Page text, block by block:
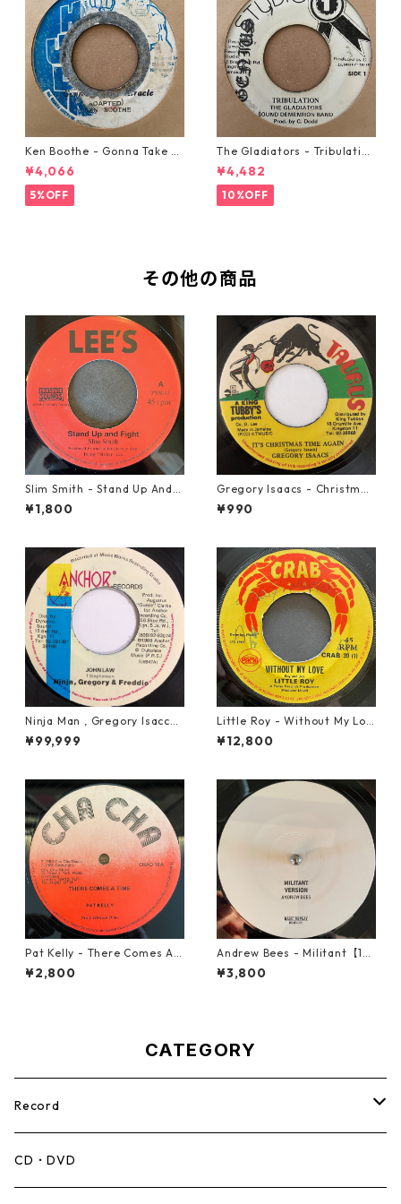
Ken Boothe - Gonna Take A
Miracle【7-21362】
¥4,066
5%OFF
The Gladiators - Tribulation
【7-21365】
¥4,482
10%OFF
その他の商品
Slim Smith - Stand Up And F
ight 【7-21832】
¥1,800
Gregory Isaacs - Christmas
Time Once Again【7-2058
9】
¥990
Ninja Man , Gregory Isaccs
& Freddie Mcgregor - John
Low【7-20010】
¥99,999
Little Roy - Without My Lov
e【7-21990】
¥12,800
Pat Kelly - There Comes A T
ime【12-50057】
¥2,800
Andrew Bees ‎- Militant【12-
50066】
¥3,800
CATEGORY
Record
Mento,Calypso,Ballad
CD・DVD